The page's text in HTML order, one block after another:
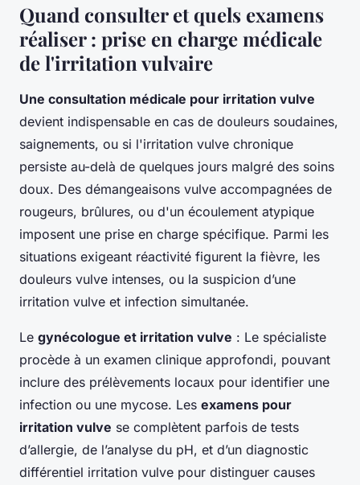
Quand consulter et quels examens
réaliser : prise en charge médicale
de l'irritation vulvaire
Une consultation médicale pour irritation vulve
devient indispensable en cas de douleurs soudaines,
saignements, ou si l'irritation vulve chronique
persiste au-delà de quelques jours malgré des soins
doux. Des démangeaisons vulve accompagnées de
rougeurs, brûlures, ou d'un écoulement atypique
imposent une prise en charge spécifique. Parmi les
situations exigeant réactivité figurent la fièvre, les
douleurs vulve intenses, ou la suspicion d’une
irritation vulve et infection simultanée.
Le gynécologue et irritation vulve : Le spécialiste
procède à un examen clinique approfondi, pouvant
inclure des prélèvements locaux pour identifier une
infection ou une mycose. Les examens pour
irritation vulve se complètent parfois de tests
d’allergie, de l’analyse du pH, et d’un diagnostic
différentiel irritation vulve pour distinguer causes